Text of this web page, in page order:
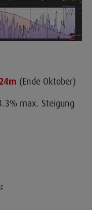
(Ende Oktober)
max. Steigung